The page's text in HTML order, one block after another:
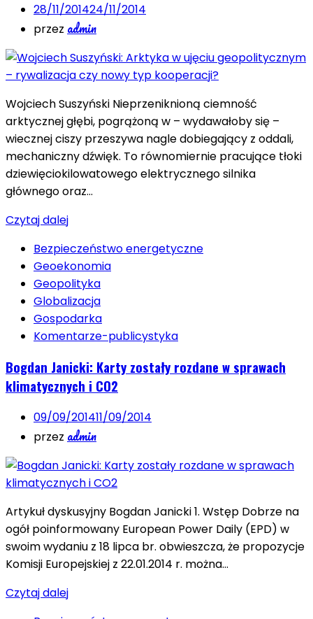
28/11/201424/11/2014
przez admin
Wojciech Suszyński Nieprzeniknioną ciemność
arktycznej głębi, pogrążoną w – wydawałoby się –
wiecznej ciszy przeszywa nagle dobiegający z oddali,
mechaniczny dźwięk. To równomiernie pracujące tłoki
dziewięciokilowatowego elektrycznego silnika
głównego oraz…
Czytaj dalej
Bezpieczeństwo energetyczne
Geoekonomia
Geopolityka
Globalizacja
Gospodarka
Komentarze-publicystyka
Bogdan Janicki: Karty zostały rozdane w sprawach
klimatycznych i CO2
09/09/201411/09/2014
przez admin
Artykuł dyskusyjny Bogdan Janicki 1. Wstęp Dobrze na
ogół poinformowany European Power Daily (EPD) w
swoim wydaniu z 18 lipca br. obwieszcza, że propozycje
Komisji Europejskiej z 22.01.2014 r. można…
Czytaj dalej